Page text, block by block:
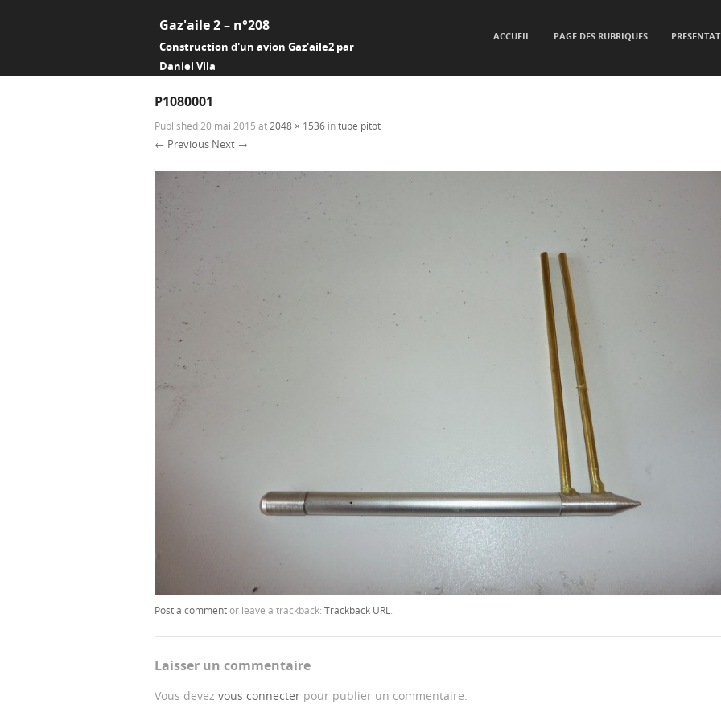
Gaz'aile 2 – n°208
Construction d'un avion Gaz'aile2 par
Daniel Vila
ACCUEIL PAGE DES RUBRIQUES
P1080001
Published 20 mai 2015 at 2048 × 1536 intube pitot
← Previous Next →
Post a commentor leave a trackback: Trackback URL.
Laisser un commentaire
Vous devez vous connecter pour publier un commentaire.